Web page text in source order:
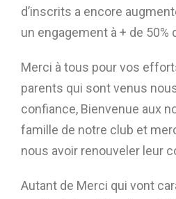
d’inscrits a encore
un engagement à + de 50%
Merci à tous pour vos
parents qui sont venus
confiance, Bienvenue aux
famille de notre club et
nous avoir renouveler leur
Autant de Merci qui vont